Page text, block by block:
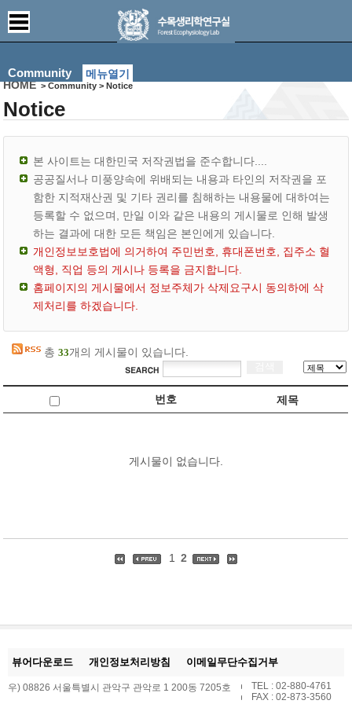
Community
메뉴열기
HOME > Community > Notice
Notice
본 사이트는 대한민국 저작권법을 준수합니다....
공공질서나 미풍양속에 위배되는 내용과 타인의 저작권을 포
함한 지적재산권 및 기타 권리를 침해하는 내용물에 대하여는
등록할 수 없으며, 만일 이와 같은 내용의 게시물로 인해 발생
하는 결과에 대한 모든 책임은 본인에게 있습니다.
개인정보보호법에 의거하여 주민번호, 휴대폰번호, 집주소 혈
액형, 직업 등의 게시나 등록을 금지합니다.
홈페이지의 게시물에서 정보주체가 삭제요구시 동의하에 삭
제처리를 하겠습니다.
총33개의 게시물이 있습니다.
번호 제목
게시물이 없습니다.
1 2
뷰어다운로드 개인정보처리방침 이메일무단수집거부
우) 08826 서울특별시 관악구 관악로 1 200동 7205호
TEL : 02-880-4761
FAX : 02-873-3560